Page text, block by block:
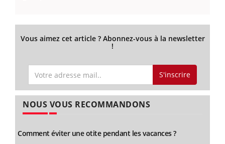
Vous aimez cet article ? Abonnez-vous à la newsletter
!
S'inscrire
NOUS VOUS RECOMMANDONS
Comment éviter une otite pendant les vacances ?